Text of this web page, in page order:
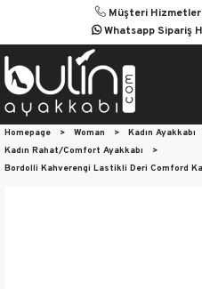
Müşteri
Whatsapp Sipariş
Homepage > Woman > Kadın Ayakkabı
Kadın Rahat/Comfort Ayakkabı
>
Bordolli Kahverengi Lastikli Deri Comford